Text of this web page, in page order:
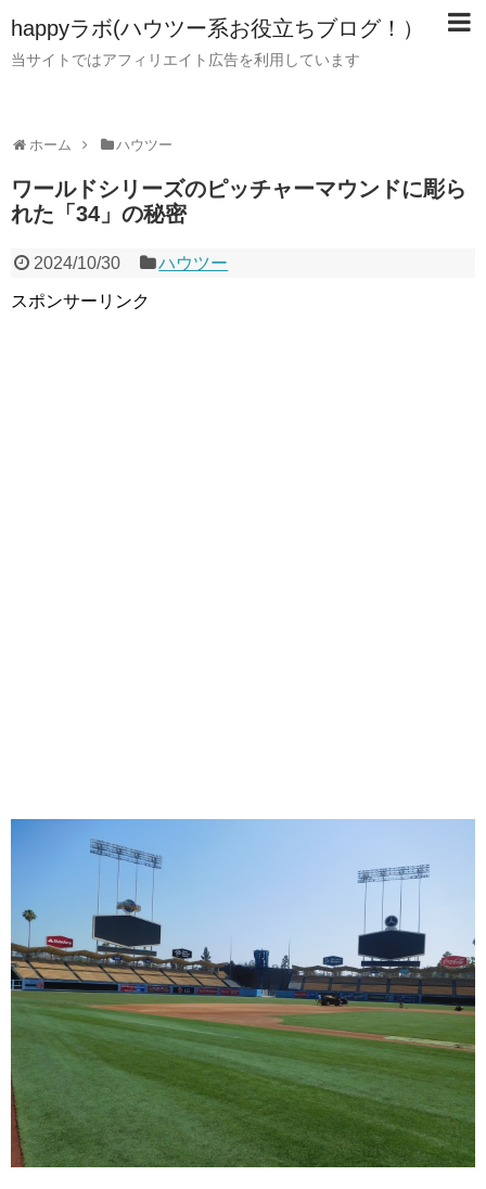
happyラボ(ハウツー系お役立ちブログ！）
当サイトではアフィリエイト広告を利用しています
ホーム ハウツー
ワールドシリーズのピッチャーマウンドに彫ら
れた「34」の秘密
2024/10/30 ハウツー
スポンサーリンク